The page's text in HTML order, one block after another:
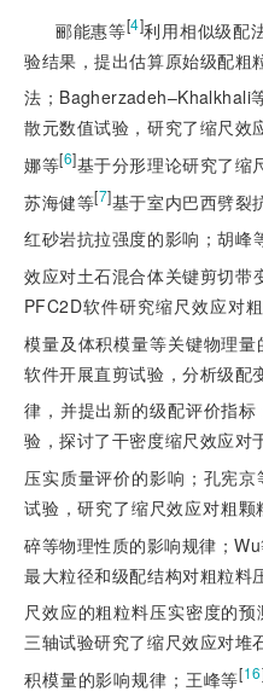
郦能惠等[4]利用相似级配
验结果，提出估算原始级配粗
法；Bagherzadeh–Khalkhali
散元数值试验，研究了缩尺效
娜等[6]基于分形理论研究了缩
苏海健等[7]基于室内巴西劈裂
红砂岩抗拉强度的影响；胡峰
效应对土石混合体关键剪切带
PFC2D软件研究缩尺效应对
模量及体积模量等关键物理
软件开展直剪试验，分析级配
律，并提出新的级配评价指标
验，探讨了干密度缩尺效应对
压实质量评价的影响；孔宪京
试验，研究了缩尺效应对粗
碎等物理性质的影响规律；
最大粒径和级配结构对粗粒料
尺效应的粗粒料压实密度的
三轴试验研究了缩尺效应对堆
积模量的影响规律；王峰等[16